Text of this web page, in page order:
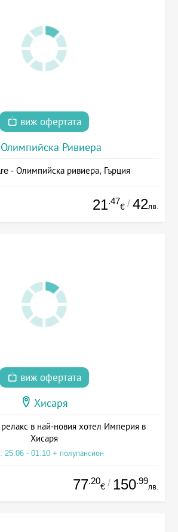
виж офертата
Олимпийска Ривиера
- Олимпийска ривиера, Гърция
21.47
€ / 42лв.
виж офертата
Хисаря
в най-новия хотел Империя в
Хисаря
25.06 - 01.10 + полупансион
77.20
€ / 150.99
лв.